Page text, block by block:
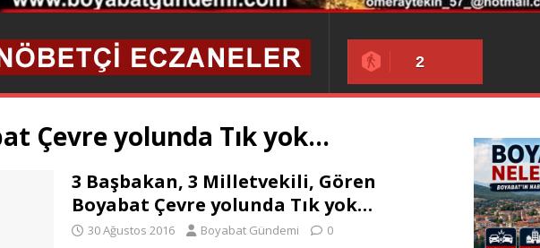
2
Çevre yolunda Tık yok…
3 Başbakan, 3 Milletvekili, Gören
Boyabat Çevre yolunda Tık yok…
30 Ağustos 2016 Boyabat Gündemi 0